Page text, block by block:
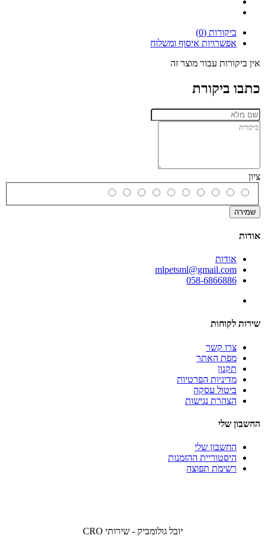
ביקורות (0)
אפשרויות איסוף ומשלוח
אין ביקורות עבור מוצר זה
כתבו ביקורת
ציון
שמירה
אודות
אודות
mlpetsml@gmail.com
058-6866886
שירות לקוחות
צרו קשר
מפת האתר
תקנון
מדיניות הפרטיות
ביטול עסקה
הצהרת נגישות
החשבון שלי
החשבון שלי
היסטוריית ההזמנות
רשימת תפוצה
יובל גולומביק - שירותי CRO